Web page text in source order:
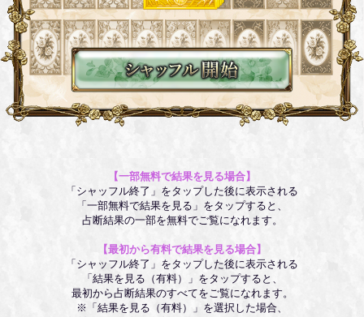
【一部無料で結果を見る場合】
「シャッフル終了」をタップした後に表示される
「一部無料で結果を見る」をタップすると、
占断結果の一部を無料でご覧になれます。
【最初から有料で結果を見る場合】
「シャッフル終了」をタップした後に表示される
「結果を見る（有料）」をタップすると、
最初から占断結果のすべてをご覧になれます。
※「結果を見る（有料）」を選択した場合、